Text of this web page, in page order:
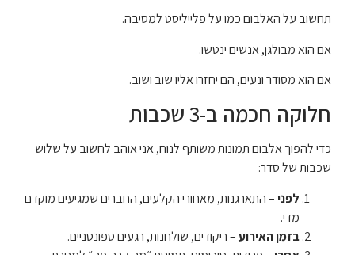
תחשוב על האלבום כמו על פלייליסט למסיבה.
אם הוא מבולגן, אנשים ינטשו.
אם הוא מסודר ונעים, הם יחזרו אליו שוב ושוב.
חלוקה חכמה ב-3 שכבות
כדי להפוך אלבום תמונות משותף לנוח, אני אוהב לחשוב על שלוש
שכבות של סדר:
לפני– התארגנות, מאחורי הקלעים, החברים שמגיעים מוקדם
מדי.
בזמן האירוע– ריקודים, שולחנות, רגעים ספונטניים.